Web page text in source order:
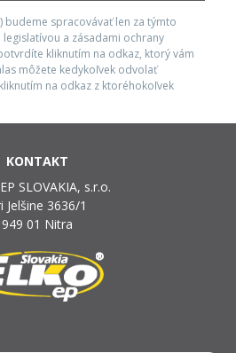
budeme spracovávať len za týmto
a zásadami ochrany
kliknutím na odkaz, ktorý vám
môžete kedykoľvek odvolať
na odkaz z ktoréhokoľvek
KONTAKT
SLOVAKIA, s.r.o.
Jelšine 3636/1
949 01 Nitra